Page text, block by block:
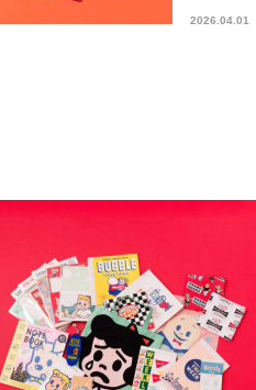
2026.04.01